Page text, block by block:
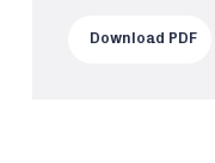
Download PDF